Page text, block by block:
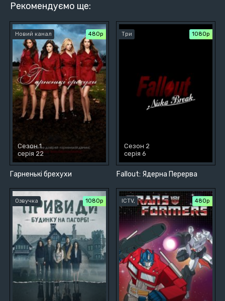
Рекомендуємо ще:
Гарненькі брехухи
Новий канал 480р
Сезон 1
серія 22
Fallout: Ядерна Перерва
Три 1080p
Сезон 2
серія 6
Озвучка 1080p ICTV, 480р